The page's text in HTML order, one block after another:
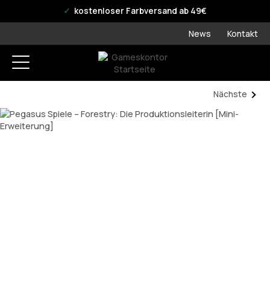
offizieller WPN Storekostenloser Farbversand ab 49€
News Kontakt
Nächste